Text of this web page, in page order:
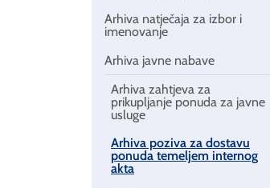
Arhiva natječaja za izbor i
imenovanje
Arhiva javne nabave
Arhiva zahtjeva za
prikupljanje ponuda za javne
usluge
Arhiva poziva za dostavu
ponuda temeljem internog
akta